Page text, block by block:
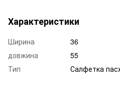
Характеристики
Ширина
36
довжина
55
Тип
Салфетка